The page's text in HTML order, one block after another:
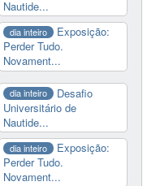
Nautide...
dia inteiro
Exposição:
Perder Tudo.
Novament...
dia inteiro
Desafio
Universitário de
Nautide...
dia inteiro
Exposição:
Perder Tudo.
Novament...